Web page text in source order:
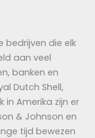
bedrijven die elk
aan veel
banken en
Dutch Shell,
in Amerika zijn er
& Johnson en
tijd bewezen